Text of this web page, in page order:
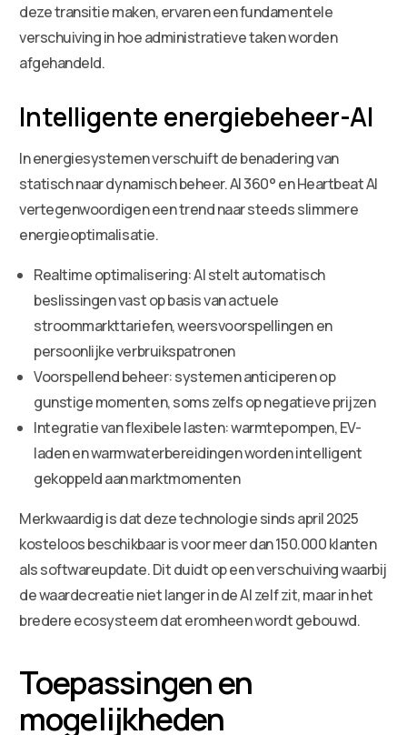
deze transitie maken, ervaren een fundamentele
verschuiving in hoe administratieve taken worden
afgehandeld.
Intelligente energiebeheer-AI
In energiesystemen verschuift de benadering van
statisch naar dynamisch beheer. AI 360° en Heartbeat AI
vertegenwoordigen een trend naar steeds slimmere
energieoptimalisatie.
Realtime optimalisering: AI stelt automatisch
beslissingen vast op basis van actuele
stroommarkttariefen, weersvoorspellingen en
persoonlijke verbruikspatronen
Voorspellend beheer: systemen anticiperen op
gunstige momenten, soms zelfs op negatieve prijzen
Integratie van flexibele lasten: warmtepompen, EV-
laden en warmwaterbereidingen worden intelligent
gekoppeld aan marktmomenten
Merkwaardig is dat deze technologie sinds april 2025
kosteloos beschikbaar is voor meer dan 150.000 klanten
als softwareupdate. Dit duidt op een verschuiving waarbij
de waardecreatie niet langer in de AI zelf zit, maar in het
bredere ecosysteem dat eromheen wordt gebouwd.
Toepassingen en
mogelijkheden